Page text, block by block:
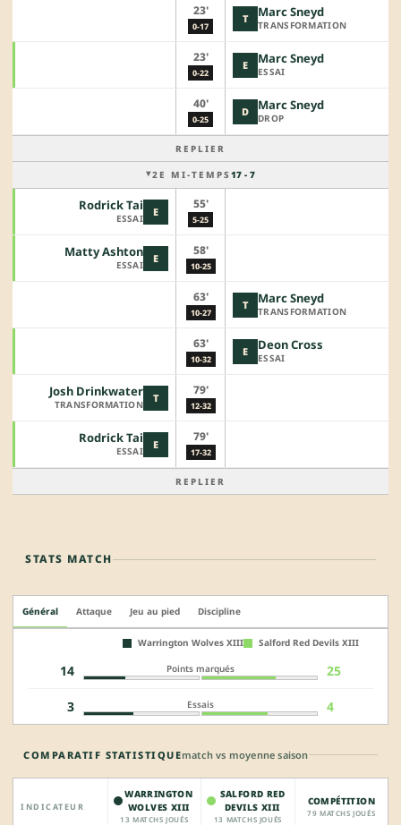
23'
0-17
T Marc Sneyd
TRANSFORMATION
23'
0-22
E Marc Sneyd
ESSAI
40'
0-25
D Marc Sneyd
DROP
REPLIER
2E MI-TEMPS 17 - 7
E
Rodrick Tai
ESSAI
55'
5-25
E
Matty Ashton
ESSAI
58'
10-25
63'
10-27
T Marc Sneyd
TRANSFORMATION
63'
10-32
E Deon Cross
ESSAI
T
Josh Drinkwater
TRANSFORMATION
79'
12-32
E
Rodrick Tai
ESSAI
79'
17-32
REPLIER
STATS MATCH
Général Attaque Jeu au pied Discipline
Warrington Wolves XIII Salford Red Devils XIII
14 Points marqués 25
3 Essais 4
COMPARATIF STATISTIQUEmatch vs moyenne saison
INDICATEUR
WARRINGTON
WOLVES XIII
13 MATCHS JOUÉS
SALFORD RED
DEVILS XIII
13 MATCHS JOUÉS
COMPÉTITION
79 MATCHS JOUÉS